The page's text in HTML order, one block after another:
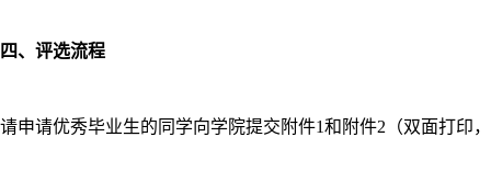
四、评选流程
请申请优秀毕业生的同学向学院提交附件1和附件2（双面打印，